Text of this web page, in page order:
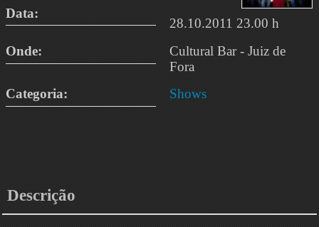
Data:
28.10.2011 23.00 h
Onde:
Cultural Bar - Juiz de
Fora
Categoria:
Shows
Descrição